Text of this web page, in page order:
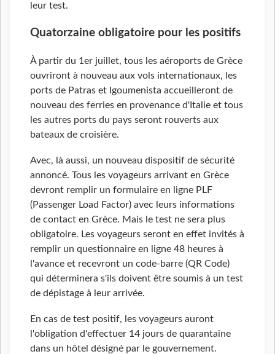
leur test.
Quatorzaine obligatoire pour les positifs
À partir du 1er juillet, tous les aéroports de Grèce
ouvriront à nouveau aux vols internationaux, les
ports de Patras et Igoumenista accueilleront de
nouveau des ferries en provenance d'Italie et tous
les autres ports du pays seront rouverts aux
bateaux de croisière.
Avec, là aussi, un nouveau dispositif de sécurité
annoncé. Tous les voyageurs arrivant en Grèce
devront remplir un formulaire en ligne PLF
(Passenger Load Factor) avec leurs informations
de contact en Grèce. Mais le test ne sera plus
obligatoire. Les voyageurs seront en effet invités à
remplir un questionnaire en ligne 48 heures à
l'avance et recevront un code-barre (QR Code)
qui déterminera s'ils doivent être soumis à un test
de dépistage à leur arrivée.
En cas de test positif, les voyageurs auront
l'obligation d'effectuer 14 jours de quarantaine
dans un hôtel désigné par le gouvernement.